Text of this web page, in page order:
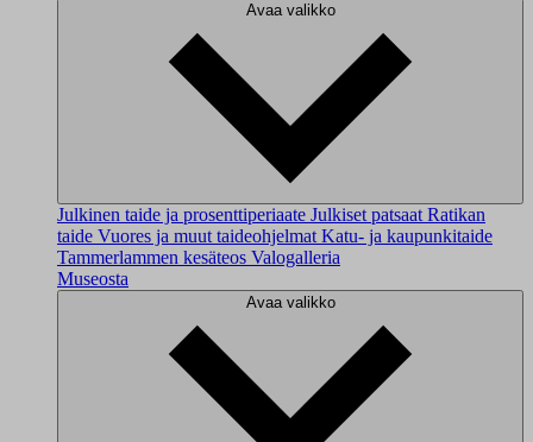
Avaa valikko
Julkinen taide ja prosenttiperiaate Julkiset patsaat Ratikan
taide Vuores ja muut taideohjelmat Katu- ja kaupunkitaide
Tammerlammen kesäteos Valogalleria
Museosta
Avaa valikko